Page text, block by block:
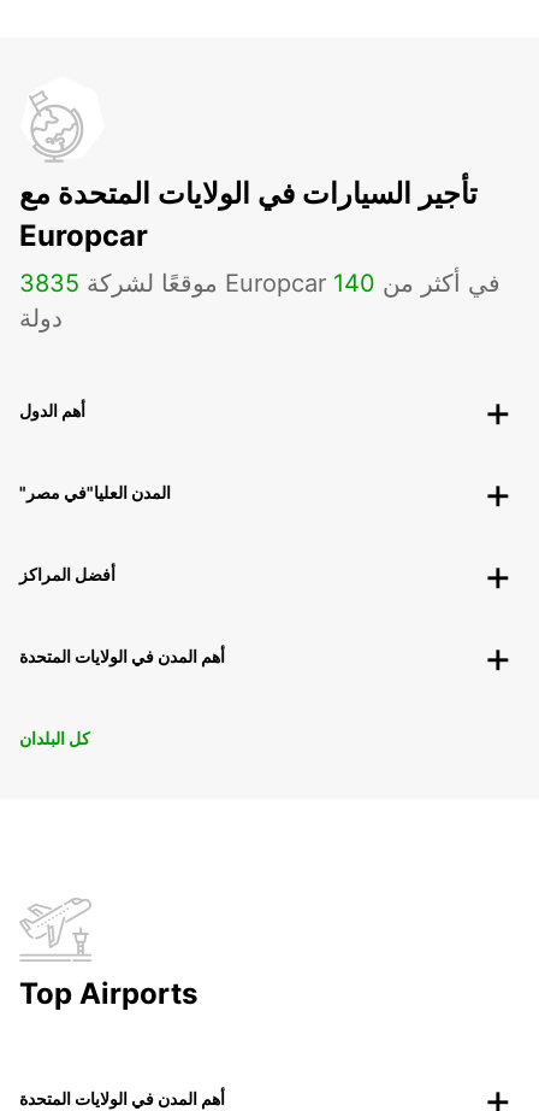
تأجير السيارات في الولايات المتحدة مع
Europcar
3835 موقعًا لشركة Europcar في أكثر من 140
دولة
أهم الدول
"المدن العليا"في مصر
أفضل المراكز
أهم المدن في الولايات المتحدة
كل البلدان
Top Airports
أهم المدن في الولايات المتحدة